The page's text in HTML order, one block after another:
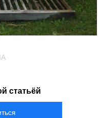
статьёй